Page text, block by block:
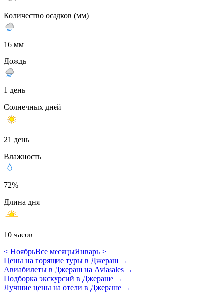
Количество осадков (мм)
16 мм
Дождь
1 день
Солнечных дней
21 день
Влажность
72%
Длина дня
10 часов
< НоябрьВсе месяцыЯнварь >
Цены на горящие туры в Джераш →
Авиабилеты в Джераш на Aviasales →
Подборка экскурсий в Джераше →
Лучшие цены на отели в Джераше →